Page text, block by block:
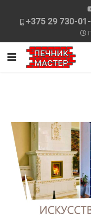
+375 29 730-